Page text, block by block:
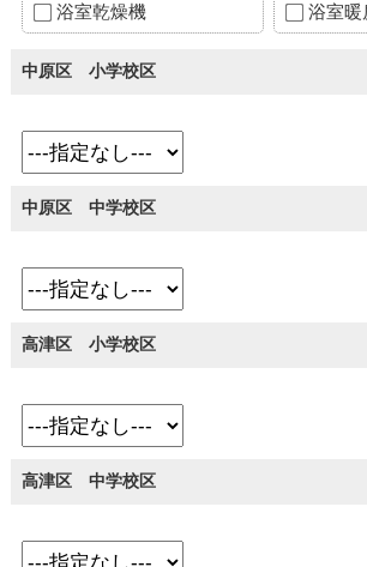
浴室乾燥機 浴室暖
中原区 小学校区
中原区 中学校区
高津区 小学校区
高津区 中学校区